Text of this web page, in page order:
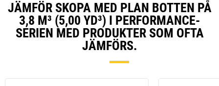
JÄMFÖR SKOPA MED PLAN BOTTEN PÅ
3,8 M³ (5,00 YD³) I PERFORMANCE-
SERIEN MED PRODUKTER SOM OFTA
JÄMFÖRS.